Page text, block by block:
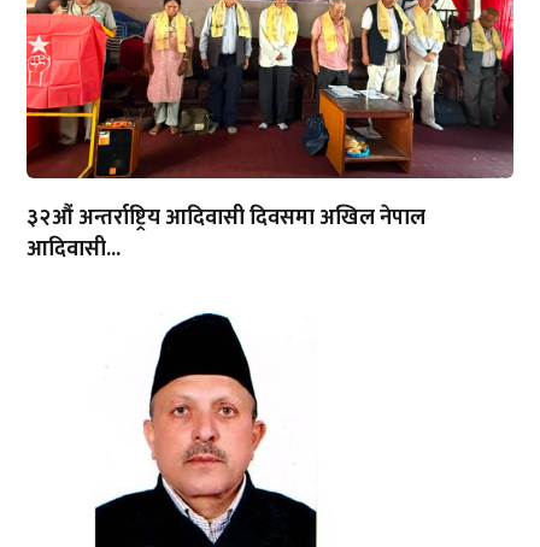
३२औं अन्तर्राष्ट्रिय आदिवासी दिवसमा अखिल नेपाल
आदिवासी...